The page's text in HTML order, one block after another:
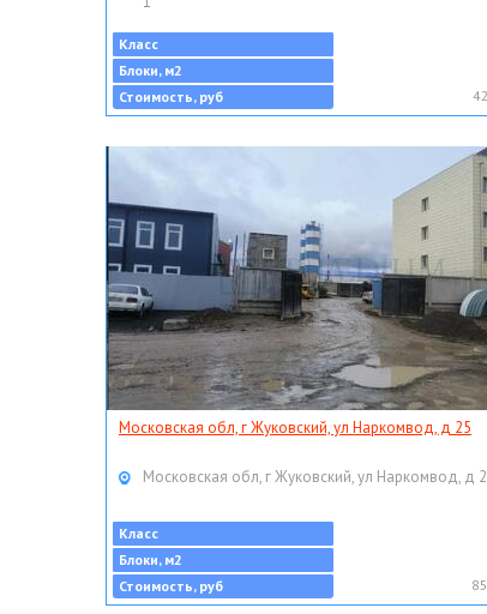
Класс
Блоки, м2
Стоимость, руб
Московская обл, г Жуковский, ул Наркомвод, д 25
Московская обл, г Жуковский, ул Наркомвод, д
Класс
Блоки, м2
Стоимость, руб